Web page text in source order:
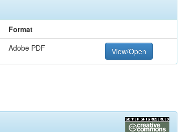
Format
Adobe PDF View/Open